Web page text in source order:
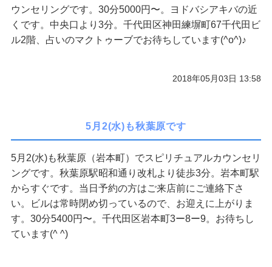
ウンセリングです。30分5000円〜。ヨドバシアキバの近
くです。中央口より3分。千代田区神田練塀町67千代田ビ
ル2階、占いのマクトゥーブでお待ちしています(^o^)♪
2018年05月03日 13:58
5月2(水)も秋葉原です
5月2(水)も秋葉原（岩本町）でスピリチュアルカウンセリ
ングです。秋葉原駅昭和通り改札より徒歩3分。岩本町駅
からすぐです。当日予約の方はご来店前にご連絡下さ
い。ビルは常時閉め切っているので、お迎えに上がりま
す。30分5400円〜。千代田区岩本町3ー8ー9。お待ちし
ています(^ ^)